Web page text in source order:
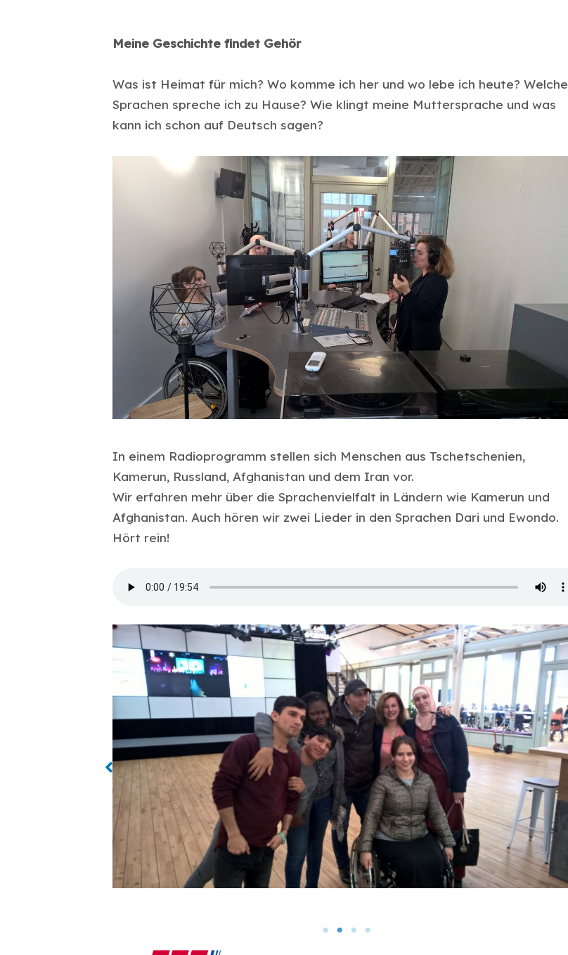
Meine Geschichte findet Gehör
Was ist Heimat für mich? Wo komme ich her und wo lebe ich heute? Welche
Sprachen spreche ich zu Hause? Wie klingt meine Muttersprache und was
kann ich schon auf Deutsch sagen?
In einem Radioprogramm stellen sich Menschen aus Tschetschenien,
Kamerun, Russland, Afghanistan und dem Iran vor.
Wir erfahren mehr über die Sprachenvielfalt in Ländern wie Kamerun und
Afghanistan. Auch hören wir zwei Lieder in den Sprachen Dari und Ewondo.
Hört rein!